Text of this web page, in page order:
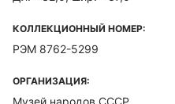
КОЛЛЕКЦИОННЫЙ НОМЕР:
РЭМ 8762-5299
ОРГАНИЗАЦИЯ:
Музей народов СССР